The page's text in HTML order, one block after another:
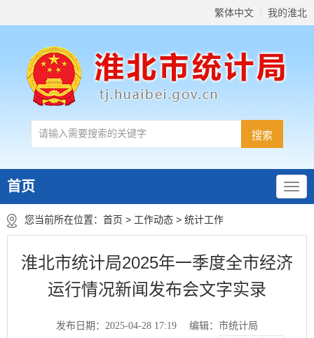
繁体中文 我的淮北
首页
您当前所在位置： 首页 > 工作动态 > 统计工作
淮北市统计局2025年一季度全市经济
运行情况新闻发布会文字实录
发布日期：2025-04-28 17:19
编辑：市统计局